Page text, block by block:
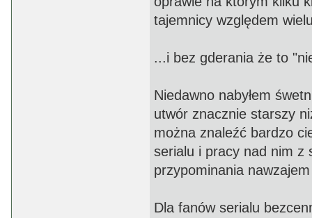
tajemnicy względem
...i bez gderania że to
Niedawno nabyłem
utwór znacznie starszy
można znaleźć bardzo
serialu i pracy nad nim z
przypominania
Dla fanów serialu